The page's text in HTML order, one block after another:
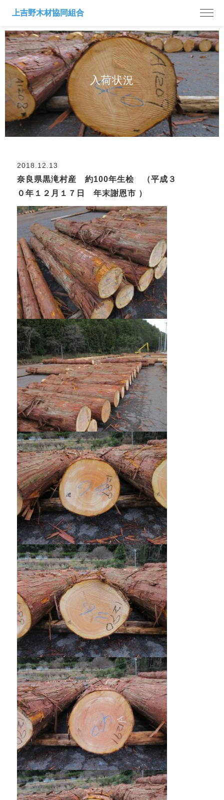
入荷状況
2018.12.13
奈良県黒滝村産 約100年生桧 （平成３
０年１２月１７日 年末謝恩市 ）